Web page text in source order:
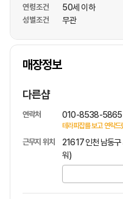
연령조건 50세 이하
성별조건 무관
매장정보
상호명
다른샵
연락처 010-8538-5865
테라피잡를 보고 연락
근무지 위치
21617 인천 남동
워)